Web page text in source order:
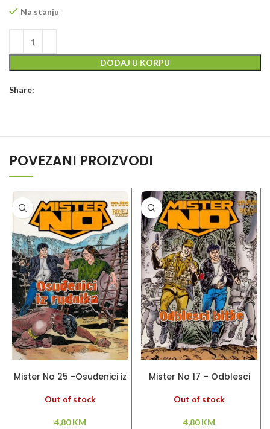
Na stanju
DODAJ U KORPU
Share:
POVEZANI PROIZVODI
Mister No 25 -Osuđenici iz
Out of stock
4,80KM
Mister No 17 – Odblesci
Out of stock
4,80KM